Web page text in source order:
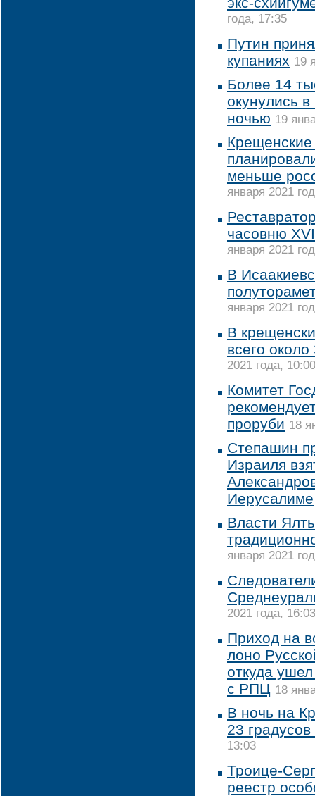
года, 17:35
Путин
купаниях 19
Более 14
окунулись
ночью 19
Крещенские
меньше
января 2021
часовню
января 2021
В
января 2021
В
всего
2021 года, 10:00
Комитет
проруби 18
Степашин
Израиля
Иерусалиме
Власти
января 2021
2021 года, 16:03
Приход на
лоно
откуда
с РПЦ 18
В ночь на
23
13:03
Троице-
реестр